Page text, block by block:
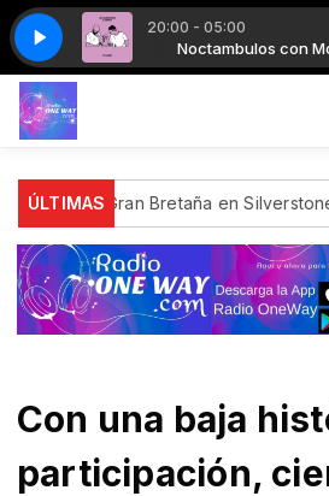
20:00 - 05:00
Noctambulos con Moni
J01 NOC J01
ÚLTIMAS
Gran Bretaña en Silverstone
Con una baja
participación,